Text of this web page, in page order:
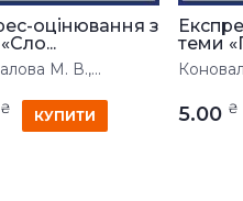
оцінювання з
М. В.,...
₴ КУПИТИ
теми
5.00 ₴